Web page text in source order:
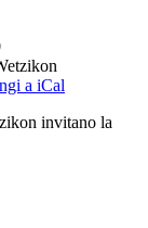
a iCal
invitano la